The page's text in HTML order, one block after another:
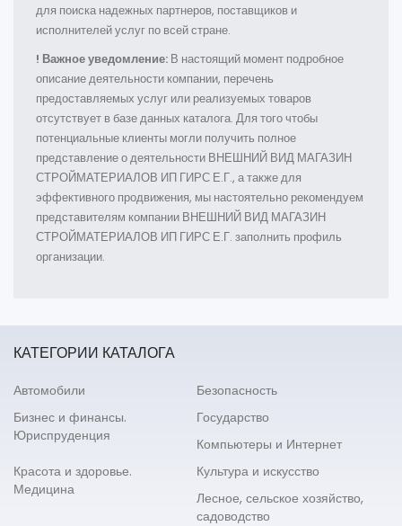
для поиска надежных партнеров, поставщиков и
исполнителей услуг по всей стране.
! Важное уведомление: В настоящий момент подробное
описание деятельности компании, перечень
предоставляемых услуг или реализуемых товаров
отсутствует в базе данных каталога. Для того чтобы
потенциальные клиенты могли получить полное
представление о деятельности ВНЕШНИЙ ВИД МАГАЗИН
СТРОЙМАТЕРИАЛОВ ИП ГИРС Е.Г., а также для
эффективного продвижения, мы настоятельно рекомендуем
представителям компании ВНЕШНИЙ ВИД МАГАЗИН
СТРОЙМАТЕРИАЛОВ ИП ГИРС Е.Г. заполнить профиль
организации.
КАТЕГОРИИ КАТАЛОГА
Автомобили
Безопасность
Бизнес и финансы.
Юриспруденция
Государство
Компьютеры и Интернет
Красота и здоровье.
Медицина
Культура и искусство
Лесное, сельское хозяйство,
садоводство